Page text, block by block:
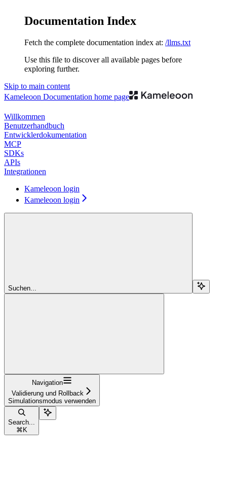
Documentation Index
Fetch the complete documentation index at: /llms.txt
Use this file to discover all available pages before
exploring further.
Skip to main content
Kameleoon Documentation home page
Willkommen
Benutzerhandbuch
Entwicklerdokumentation
MCP
SDKs
APIs
Integrationen
Kameleoon login
Kameleoon login
Suchen...
Navigation
Validierung und Rollback
Simulationsmodus verwenden
Search...
⌘ K